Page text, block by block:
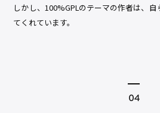
しかし、100%GPLのテーマの作者は、
てくれています。